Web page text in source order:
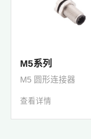
M5系列
M5 圆形连接器
查看详情